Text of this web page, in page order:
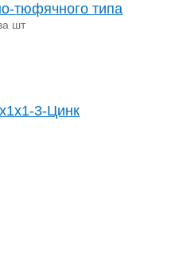
тюфячного типа
шт
3-Цинк